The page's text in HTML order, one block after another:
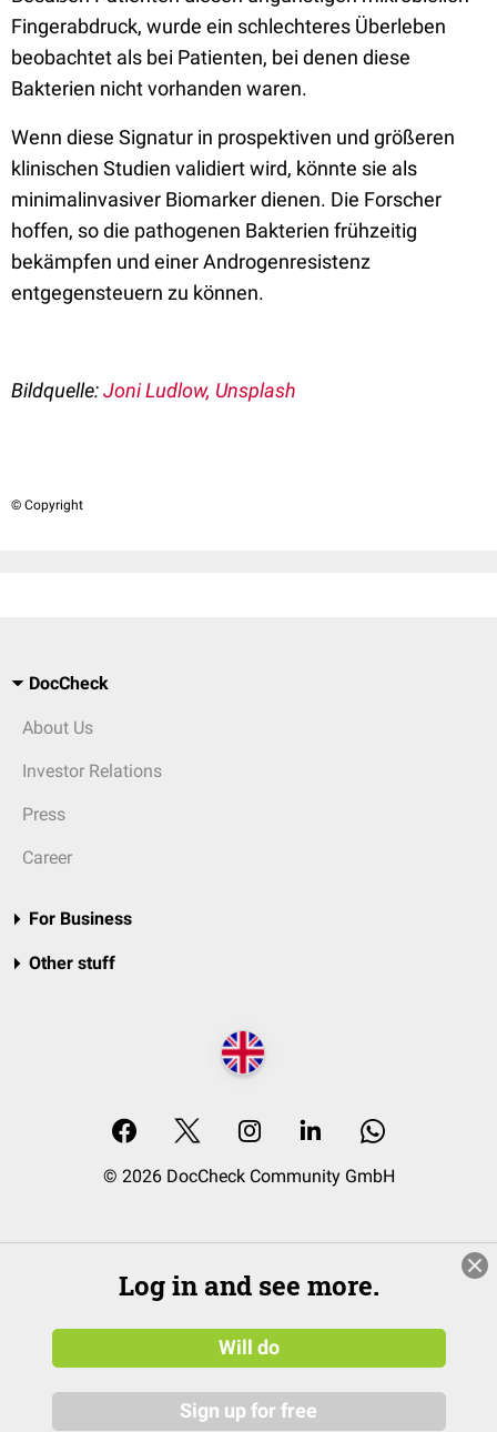
Fingerabdruck, wurde ein schlechteres Überleben
beobachtet als bei Patienten, bei denen diese
Bakterien nicht vorhanden waren.
Wenn diese Signatur in prospektiven und größeren
klinischen Studien validiert wird, könnte sie als
minimalinvasiver Biomarker dienen. Die Forscher
hoffen, so die pathogenen Bakterien frühzeitig
bekämpfen und einer Androgenresistenz
entgegensteuern zu können.
Bildquelle:Joni Ludlow, Unsplash
© Copyright
DocCheck
About Us
Investor Relations
Press
Career
For Business
Other stuff
© 2026 DocCheck Community GmbH
Log in and see more.
Will do
Sign up for free